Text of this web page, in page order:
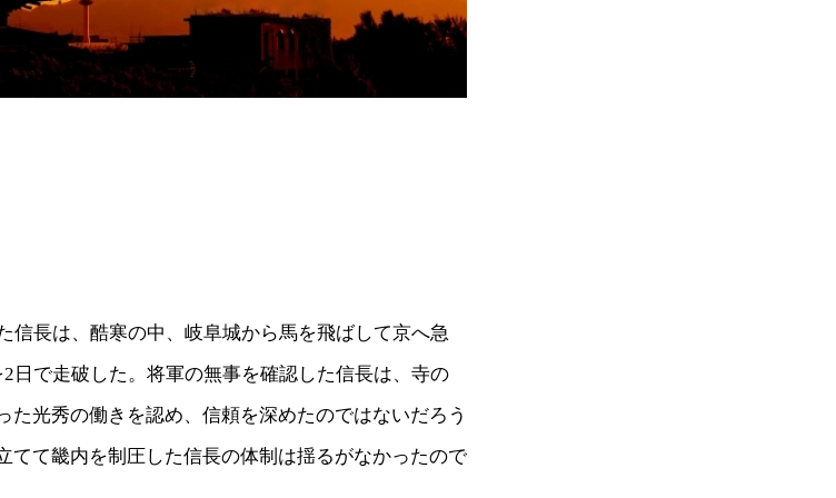
信長は、酷寒の中、岐阜城から馬を飛ばして京へ急
日で走破した。将軍の無事を確認した信長は、寺の
た光秀の働きを認め、信頼を深めたのではないだろう
てて畿内を制圧した信長の体制は揺るがなかったので